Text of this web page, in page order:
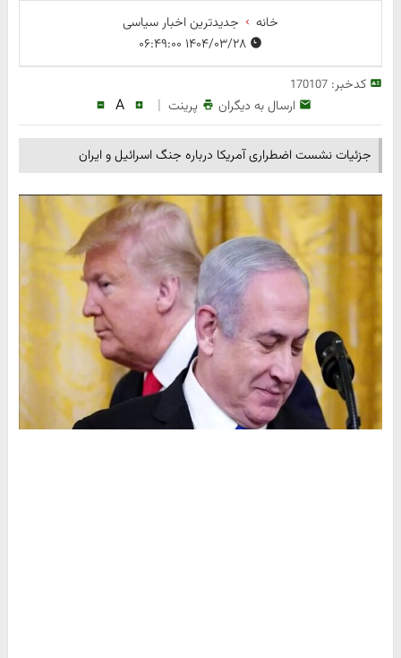
خانه
جدیدترین اخبار سیاسی
۱۴۰۴/۰۳/۲۸ ۰۶:۴۹:۰۰
کدخبر:170107
ارسال به دیگران پرینت |
A
جزئیات نشست اضطراری آمریکا درباره جنگ اسرائیل و ایران